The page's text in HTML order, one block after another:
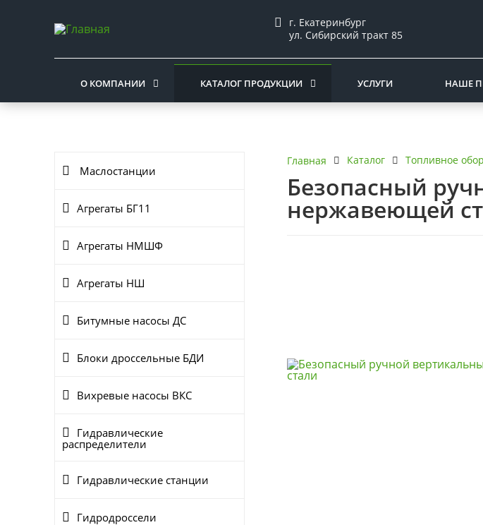
г. Екатеринбург
ул. Сибирский тракт 85
О КОМПАНИИ КАТАЛОГ ПРОДУКЦИИ УСЛУГИ НАШЕ
Маслостанции
Агрегаты БГ11
Агрегаты НМШФ
Агрегаты НШ
Битумные насосы ДС
Блоки дроссельные БДИ
Вихревые насосы ВКС
Гидравлические
распределители
Гидравлические станции
Гидродроссели
Главная Каталог Топливное
Безопасный
нержавеющей